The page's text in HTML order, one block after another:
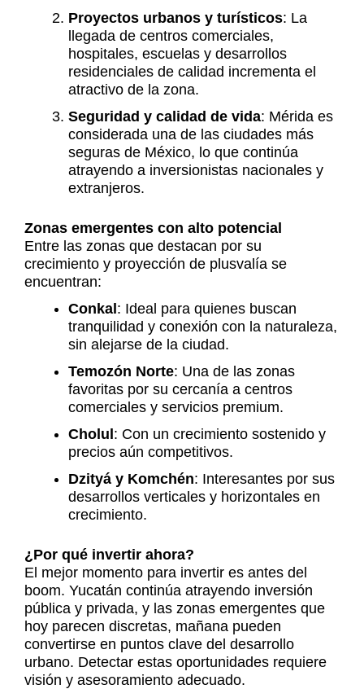
Proyectos urbanos y turísticos: La
llegada de centros comerciales,
hospitales, escuelas y desarrollos
residenciales de calidad incrementa el
atractivo de la zona.
Seguridad y calidad de vida: Mérida es
considerada una de las ciudades más
seguras de México, lo que continúa
atrayendo a inversionistas nacionales y
extranjeros.
Zonas emergentes con alto potencial
Entre las zonas que destacan por su
crecimiento y proyección de plusvalía se
encuentran:
Conkal: Ideal para quienes buscan
tranquilidad y conexión con la naturaleza,
sin alejarse de la ciudad.
Temozón Norte: Una de las zonas
favoritas por su cercanía a centros
comerciales y servicios premium.
Cholul: Con un crecimiento sostenido y
precios aún competitivos.
Dzityá y Komchén: Interesantes por sus
desarrollos verticales y horizontales en
crecimiento.
¿Por qué invertir ahora?
El mejor momento para invertir es antes del
boom. Yucatán continúa atrayendo inversión
pública y privada, y las zonas emergentes que
hoy parecen discretas, mañana pueden
convertirse en puntos clave del desarrollo
urbano. Detectar estas oportunidades requiere
visión y asesoramiento adecuado.